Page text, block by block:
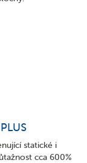
statické i
cca 600%